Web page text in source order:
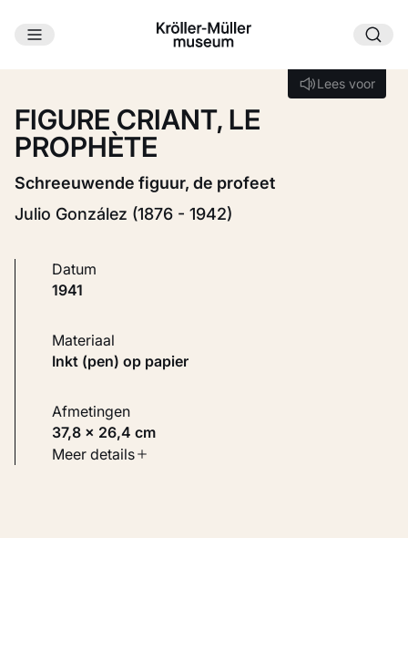
Ga naar hoofdinhoud
Lees voor
Lees voor
FIGURE CRIANT, LE
PROPHÈTE
Schreeuwende figuur, de profeet
Julio González (1876 - 1942)
Datum
1941
Materiaal
Inkt (pen) op papier
Afmetingen
37,8 × 26,4 cm
Soort werk
Meer details